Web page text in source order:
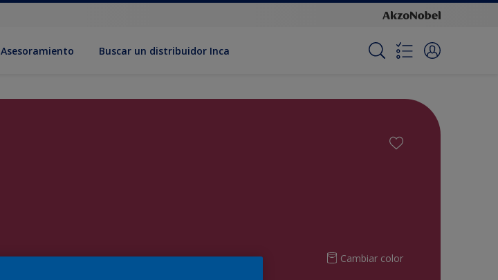
Asesoramiento Buscar un distribuidor Inca
Cambiar color